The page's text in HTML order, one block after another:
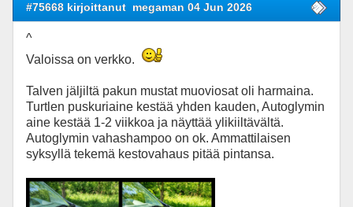
#75668 kirjoittanut megaman 04 Jun 2026
^
Valoissa on verkko.
Talven jäljiltä pakun mustat muoviosat oli harmaina.
Turtlen puskuriaine kestää yhden kauden, Autoglymin
aine kestää 1-2 viikkoa ja näyttää ylikiiltävältä.
Autoglymin vahashampoo on ok. Ammattilaisen
syksyllä tekemä kestovahaus pitää pintansa.